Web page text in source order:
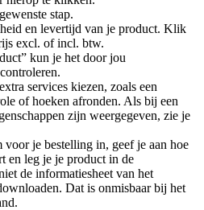
stap.
en levertijd van je product. Klik
excl. of incl. btw.
kun je het door jou
services kiezen, zoals een
of hoeken afronden. Als bij een
zijn weergegeven, zie je
voor je bestelling in, geef je aan hoe
en leg je je product in de
de informatiesheet van het
Dat is onmisbaar bij het